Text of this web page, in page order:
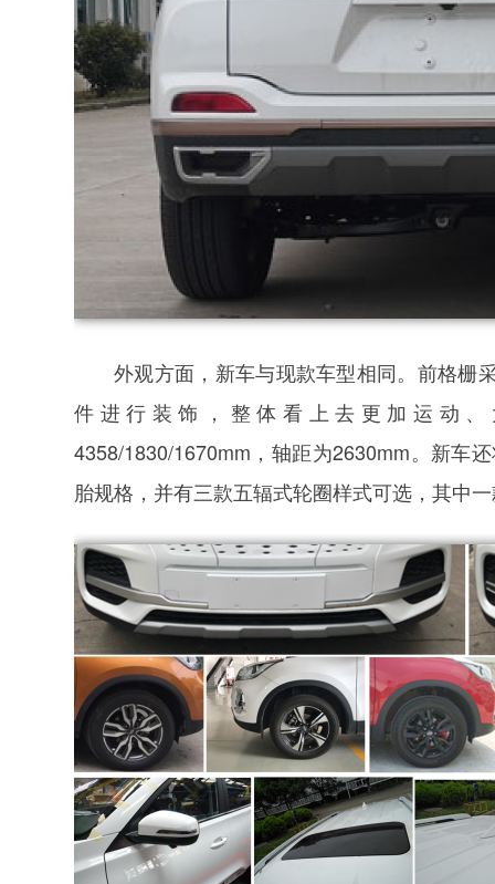
外观方面，新车与现款车型相同。前格栅
件进行装饰，整体看上去更加运动
4358/1830/1670mm，轴距为2630mm。新车
胎规格，并有三款五辐式轮圈样式可选，其中